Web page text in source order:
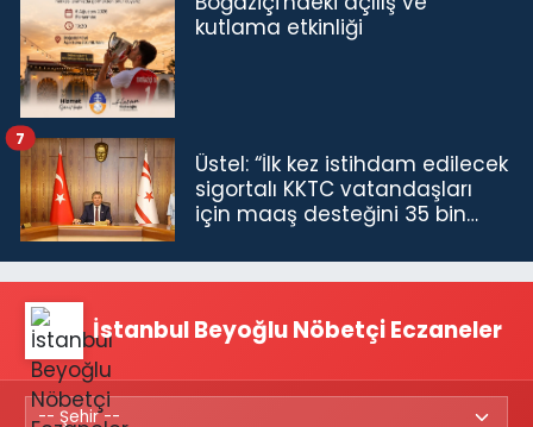
kutlama etkinliği
Üstel: “İlk kez istihdam edilecek
sigortalı KKTC vatandaşları
için maaş desteğini 35 bin
7
İstanbul Beyoğlu Nöbetçi Eczaneler